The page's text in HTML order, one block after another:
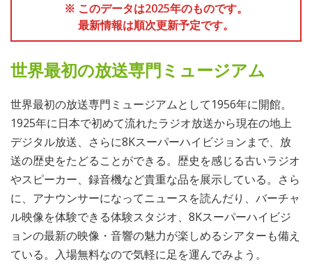
※ このデータは2025年のものです。
最新情報は順次更新予定です。
世界最初の放送専門ミュージアム
世界最初の放送専門ミュージアムとして1956年に開館。
1925年に日本で初めて流れたラジオ放送から現在の地上
デジタル放送、さらに8Kスーパーハイビジョンまで、放
送の歴史をたどることができる。歴史を感じる古いラジオ
やスピーカー、録音機など貴重な品を展示している。さら
に、アナウンサーになってニュースを読んだり、バーチャ
ル映像を体験できる体験スタジオ、8Kスーパーハイビジ
ョンの最新の映像・音響の魅力が楽しめるシアターも備え
ている。入場無料なので気軽に足を運んでみよう。